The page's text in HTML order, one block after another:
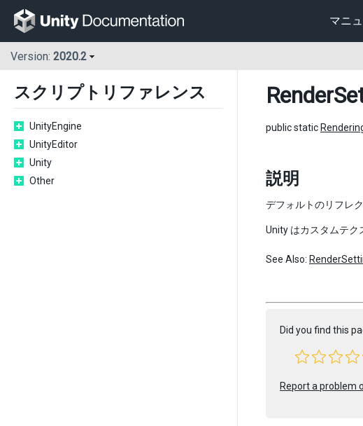
マニ
Version: 2020.2
スクリプトリファレンス
UnityEngine
UnityEditor
Unity
Other
public static
説明
デフォルトのリフレ
Unity はカスタムテク
See Also:
Did you find this
Report a problem